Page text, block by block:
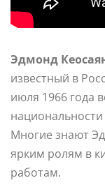
Эдмонд
известный в
июля 1966 года
Многие знают
ярким ролям в
работам.